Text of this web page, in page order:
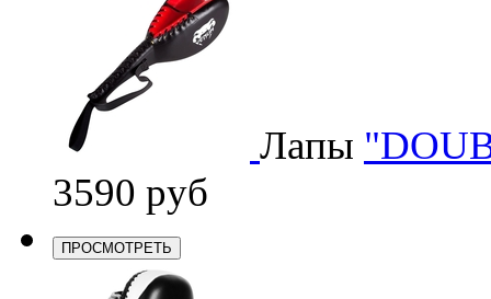
Лапы
3590 руб
ПРОСМОТРЕТЬ